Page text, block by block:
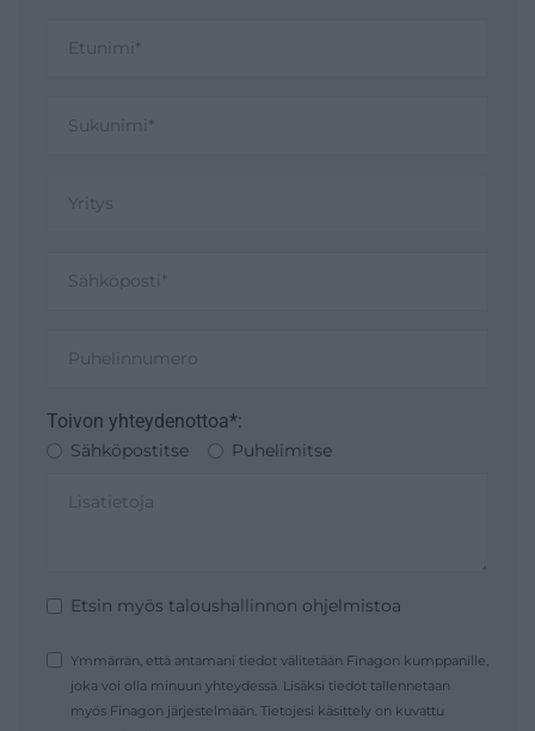
Toivon yhteydenottoa*:
Sähköpostitse Puhelimitse
Etsin myös taloushallinnon ohjelmistoa
Ymmärrän, että antamani tiedot välitetään Finagon kumppanille,
joka voi olla minuun yhteydessä. Lisäksi tiedot tallennetaan
myös Finagon järjestelmään. Tietojesi käsittely on kuvattu